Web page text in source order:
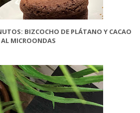
BIZCOCHO DE PLÁTANO Y CACAO
AL MICROONDAS